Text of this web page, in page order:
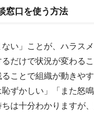
窓口を使う方法
ない」ことが、ハラス
だけで状況が変わるこ
ことで組織が動きや
ずかしい」「また怒
は十分わかりますが